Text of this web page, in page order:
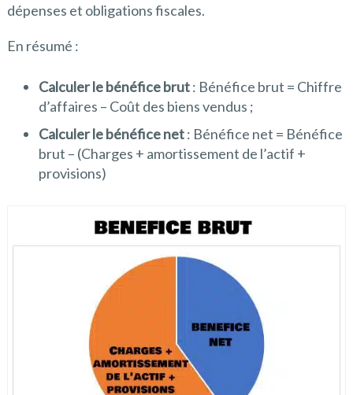
dépenses et obligations fiscales.
En résumé :
Calculer le bénéfice brut: Bénéfice brut = Chiffre
d’affaires – Coût des biens vendus ;
Calculer le bénéfice net: Bénéfice net = Bénéfice
brut – (Charges + amortissement de l’actif +
provisions)